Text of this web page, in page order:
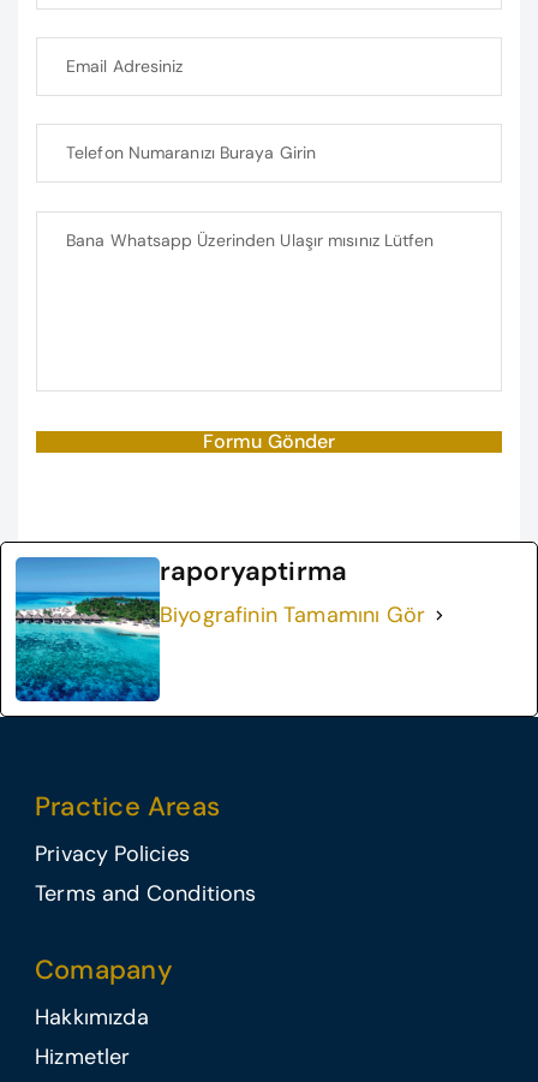
raporyaptirma
Biyografinin Tamamını Gör
Practice Areas
Privacy Policies
Terms and Conditions
Comapany
Hakkımızda
Hizmetler